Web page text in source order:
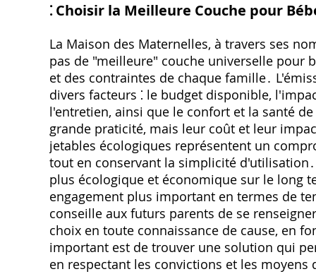
⁚ Choisir la Meilleure Couche pour
La Maison des Maternelles, à travers ses
pas de "meilleure" couche universelle pour
et des contraintes de chaque famille․
divers facteurs ⁚ le budget disponible,
l'entretien, ainsi que le confort et la santé
grande praticité, mais leur coût et leur
jetables écologiques représentent un
tout en conservant la simplicité
plus écologique et économique sur le long
engagement plus important en termes de
conseille aux futurs parents de se
choix en toute connaissance de cause, en
important est de trouver une solution qui
en respectant les convictions et les moyens